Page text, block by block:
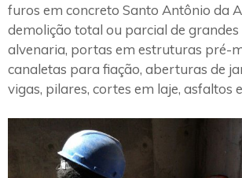
furos em concreto Santo Antônio da
demolição total ou parcial de
alvenaria, portas em estruturas pré-
canaletas para fiação, aberturas de
vigas, pilares, cortes em laje, asfaltos